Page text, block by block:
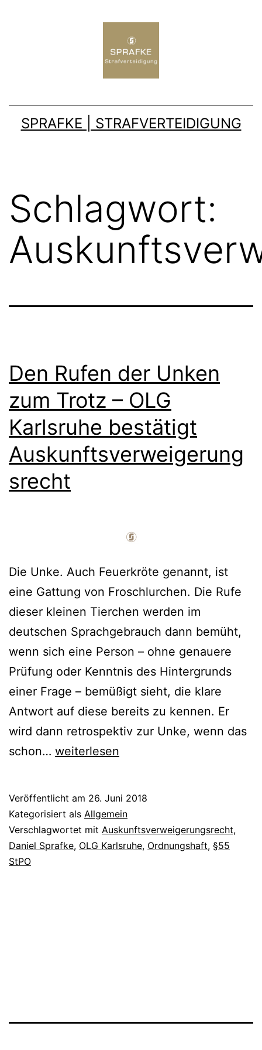
SPRAFKE | STRAFVERTEIDIGUNG
Schlagwort:
Den Rufen der Unken
zum Trotz – OLG
Karlsruhe bestätigt
Auskunftsverweigerung
srecht
Die Unke. Auch Feuerkröte genannt, ist
eine Gattung von Froschlurchen. Die Rufe
dieser kleinen Tierchen werden im
deutschen Sprachgebrauch dann bemüht,
wenn sich eine Person – ohne genauere
Prüfung oder Kenntnis des Hintergrunds
einer Frage – bemüßigt sieht, die klare
Antwort auf diese bereits zu kennen. Er
wird dann retrospektiv zur Unke, wenn das
schon… weiterlesen
Veröffentlicht am 26. Juni 2018
Kategorisiert als Allgemein
Verschlagwortet mit Auskunftsverweigerungsrecht,
Daniel Sprafke, OLG Karlsruhe, Ordnungshaft, §55
StPO